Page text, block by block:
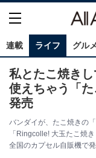
連載 ライフ グルメ
私とたこ焼き
使えちゃう「
発売
バンダイが、たこ焼きの
「Ringcolle! 大玉たこ焼
全国のカプセル自販機で発